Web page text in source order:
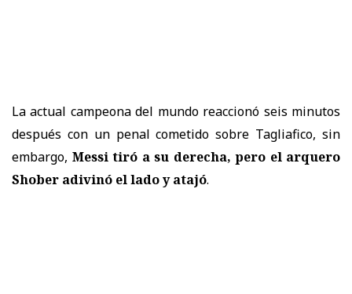
La actual campeona del mundo reaccionó seis minutos
después con un penal cometido sobre Tagliafico, sin
embargo, Messi tiró a su derecha, pero el arquero
Shober adivinó el lado y atajó.